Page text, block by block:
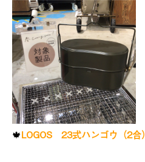
🍁LOGOS 23式ハンゴウ（2合）